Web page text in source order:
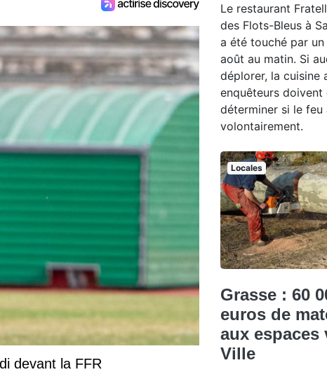
devant la FFR
Le restaurant
des Flots-Bleus à
a été touché par
août au matin. Si
déplorer, la cuisine
enquêteurs doivent
déterminer si le
volontairement.
Locales
Grasse : 60
euros de
aux espaces
Ville